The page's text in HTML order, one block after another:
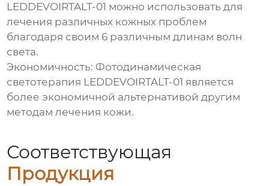
LEDDEVOIRTALT-01 можно использовать для
лечения различных кожных проблем
благодаря своим 6 различным длинам волн
света.
Экономичность: Фотодинамическая
светотерапия LEDDEVOIRTALT-01 является
более экономичной альтернативой другим
методам лечения кожи.
Соответствующая
Продукция